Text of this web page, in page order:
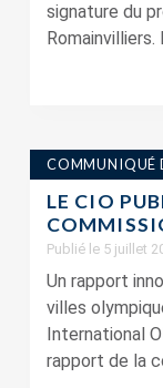
signature du
Romainvilliers.
COMMUNIQUÉ
LE CIO
Publié le 5 juillet
Un rapport
villes
International
rapport de la